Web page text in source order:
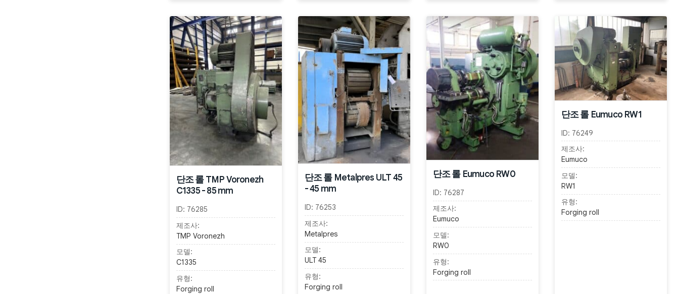
단조 롤 TMP Voronezh
C1335 - 85 mm
ID: 76285
제조사:
TMP Voronezh
모델:
C1335
유형:
Forging roll
단조 롤 Metalpres ULT 45
- 45 mm
ID: 76253
제조사:
Metalpres
모델:
ULT 45
유형:
Forging roll
단조 롤 Eumuco RW0
ID: 76287
제조사:
Eumuco
모델:
RW0
유형:
Forging roll
단조 롤 Eumuco RW1
ID: 76249
제조사:
Eumuco
모델:
RW1
유형:
Forging roll